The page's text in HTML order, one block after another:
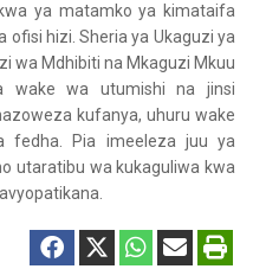
ya matamko ya kimataifa
ofisi hizi. Sheria ya Ukaguzi ya
wa Mdhibiti na Mkaguzi Mkuu
wake wa utumishi na jinsi
kufanya, uhuru wake
fedha. Pia imeeleza juu ya
utaratibu wa kukaguliwa kwa